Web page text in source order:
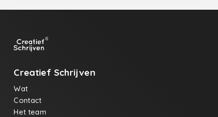
vertrekt, denken wij,jullie hebben gelijk, de dood is
een treindie alleen stopt waar het donker genoeg
iemand die zegtdat het mooier wordt. Wij wachten.
Intussen drinken we bier, eten wij bitterballenen
proberen we niet te kijkennaar de lege stoel,naar
de klok naar het lege glas. Naar alles wat jullie niet
meer hoeven te zijn.
Creatief Schrijven
Wat
Contact
Het team